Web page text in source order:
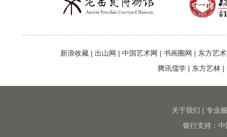
新浪收藏 | 出山网 | 中国艺术网 | 书画圈网 | 东方艺
腾讯儒学 | 东方艺林 |
关于我们 | 专业
银行支持：